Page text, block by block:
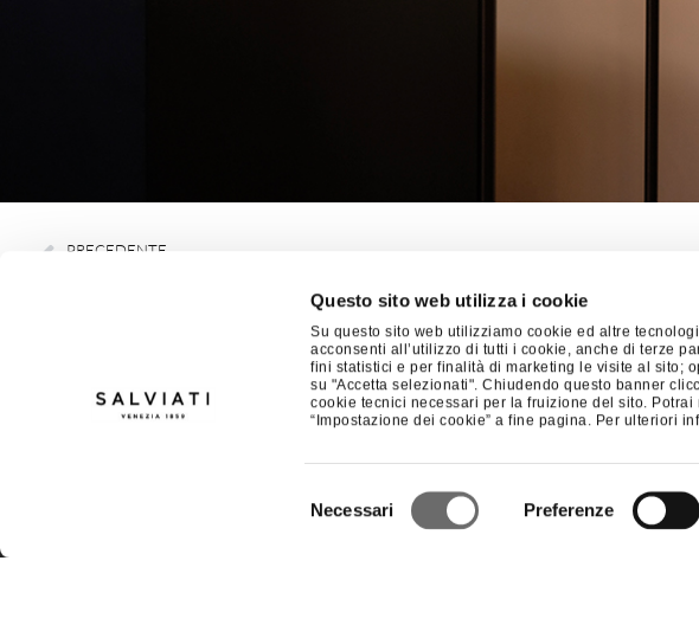
Questo sito web utilizza i cookie
Su questo sito web utilizziamo cookie ed altre
acconsenti all’utilizzo di tutti i cookie, anche di terze
fini statistici e per finalità di marketing le visite al sito;
su "Accetta selezionati". Chiudendo questo banner
cookie tecnici necessari per la fruizione del sito.
“Impostazione dei cookie” a fine pagina. Per ulteriori
del
Necessari Preferenze
PRECEDENTE
LEGALE
COOKIE POLICY
CONDIZIONI GENERALI
NOTE LEGALI
SU MISURA
CONTRACT
CONTATTI